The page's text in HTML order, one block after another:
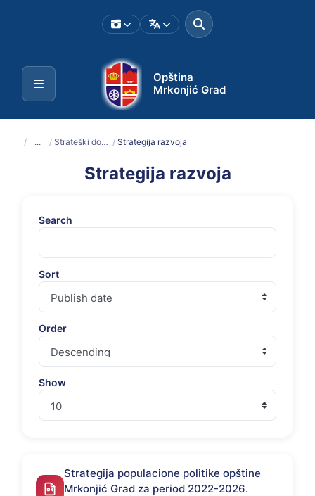
Opština
Mrkonjić Grad
/ ... / Strateški dokumenti, programi i planovi / Strategija razvoja
Strategija razvoja
Search
Sort
Order
Show
Strategija populacione politike opštine
Mrkonjić Grad za period 2022-2026.